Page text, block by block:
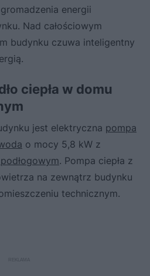
energii
Nad całościowym
budynku czuwa inteligentny
ciepła w domu
jest elektryczna pompa
o mocy 5,8 kW z
. Pompa ciepła z
na zewnątrz budynku
technicznym.